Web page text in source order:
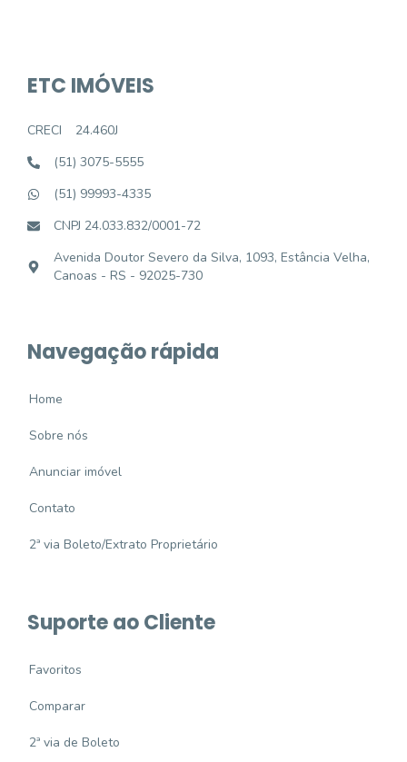
ETC IMÓVEIS
CRECI
24.460J
(51) 3075-5555
(51) 99993-4335
CNPJ 24.033.832/0001-72
Avenida Doutor Severo da Silva, 1093, Estância Velha,
Canoas - RS - 92025-730
Navegação rápida
Home
Sobre nós
Anunciar imóvel
Contato
2ª via Boleto/Extrato Proprietário
Suporte ao Cliente
Favoritos
Comparar
2ª via de Boleto